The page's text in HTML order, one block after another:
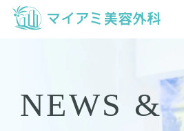
NEWS &